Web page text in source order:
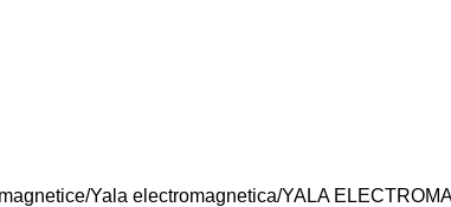
Yala electromagnetica YALA